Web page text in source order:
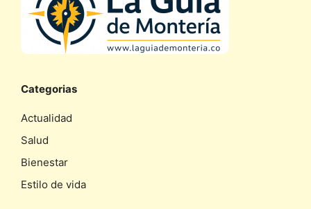
Categorias
Actualidad
Salud
Bienestar
Estilo de vida